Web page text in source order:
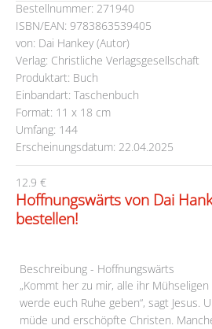
Bestellnummer: 271940
ISBN/EAN: 9783863539405
von: Dai Hankey (Autor)
Verlag: Christliche Verlagsgesellschaft
Produktart: Buch
Einbandart: Taschenbuch
Format: 11 x 18 cm
Umfang: 144
Erscheinungsdatum: 22.04.2025
12.9 €
Hoffnungswärts von Dai
bestellen!
Beschreibung - Hoffnungswärts
„Kommt her zu mir, alle ihr
werde euch Ruhe geben“, sagt Jesus.
müde und erschöpfte Christen.